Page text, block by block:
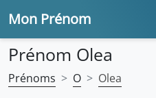
Mon Prénom
Prénom Olea
Prénoms O Olea